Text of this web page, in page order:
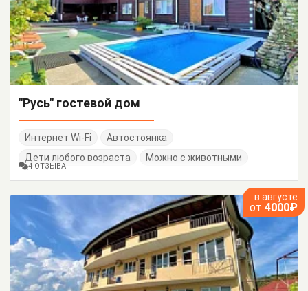
"Русь" гостевой дом
Интернет Wi-Fi
Автостоянка
Дети любого возраста
Можно с животными
4 ОТЗЫВА
в августе
от 4000₽